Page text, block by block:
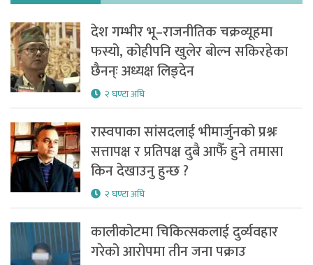
देश गम्भीर भू–राजनीतिक चक्रव्यूहमा
फस्यो, कोहीपनि खुलेर बोल्न सकिरहेका
छैनन्ः अध्यक्ष लिङ्देन
२ घण्टा अघि
रास्वपाका सांसदलाई भीमार्जुनको प्रश्नः
सत्तापक्ष र प्रतिपक्ष दुबै आफैँ हुने तमासा
किन देखाउनु हुन्छ ?
२ घण्टा अघि
कालीकोटमा चिकित्सकलाई दुर्व्यवहार
गरेको आरोपमा तीन जना पक्राउ